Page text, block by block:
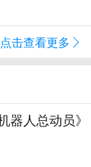
点击查看更多
器人总动员》